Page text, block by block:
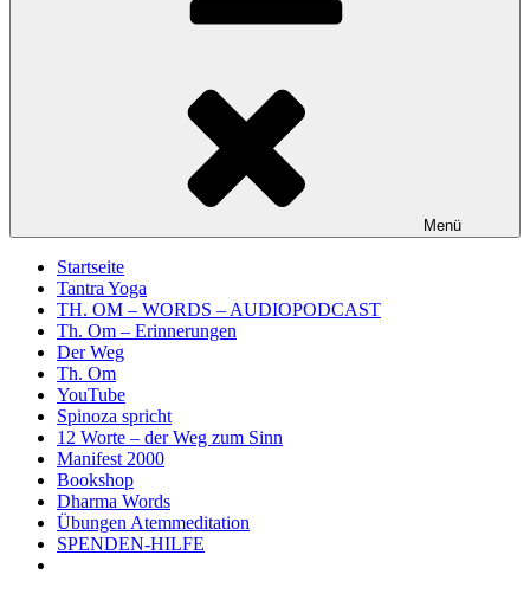
Menü
Startseite
Tantra Yoga
TH. OM – WORDS – AUDIOPODCAST
Th. Om – Erinnerungen
Der Weg
Th. Om
YouTube
Spinoza spricht
12 Worte – der Weg zum Sinn
Manifest 2000
Bookshop
Dharma Words
Übungen Atemmeditation
SPENDEN-HILFE